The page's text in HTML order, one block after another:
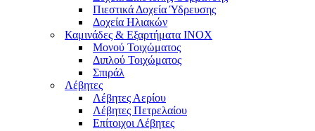
Πιεστικά Δοχεία Ύδρευσης
Δοχεία Ηλιακών
Καμινάδες & Εξαρτήματα ΙΝΟΧ
Μονού Τοιχώματος
Διπλού Τοιχώματος
Σπιράλ
Λέβητες
Λέβητες Αερίου
Λέβητες Πετρελαίου
Επίτοιχοι Λέβητες